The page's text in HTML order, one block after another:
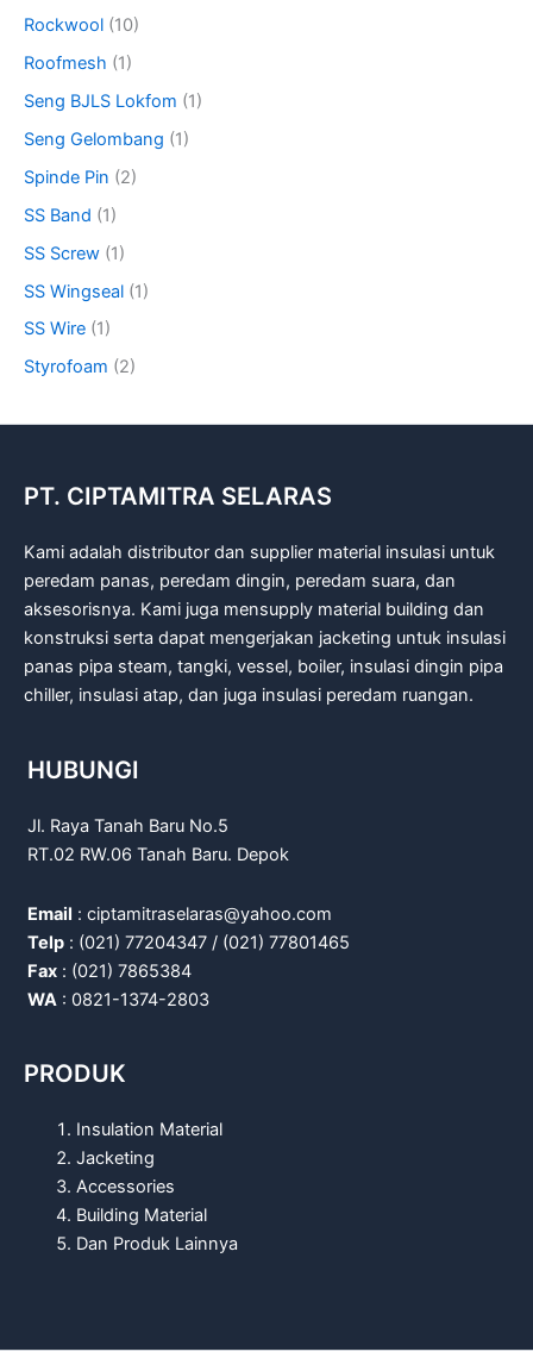
Rockwool (10)
Roofmesh (1)
Seng BJLS Lokfom (1)
Seng Gelombang (1)
Spinde Pin (2)
SS Band (1)
SS Screw (1)
SS Wingseal (1)
SS Wire (1)
Styrofoam (2)
PT. CIPTAMITRA SELARAS
Kami adalah distributor dan supplier material insulasi untuk
peredam panas, peredam dingin, peredam suara, dan
aksesorisnya. Kami juga mensupply material building dan
konstruksi serta dapat mengerjakan jacketing untuk insulasi
panas pipa steam, tangki, vessel, boiler, insulasi dingin pipa
chiller, insulasi atap, dan juga insulasi peredam ruangan.
HUBUNGI
Jl. Raya Tanah Baru No.5
RT.02 RW.06 Tanah Baru. Depok
Email : ciptamitraselaras@yahoo.com
Telp : (021) 77204347 / (021) 77801465
Fax : (021) 7865384
WA : 0821-1374-2803
PRODUK
Insulation Material
Jacketing
Accessories
Building Material
Dan Produk Lainnya